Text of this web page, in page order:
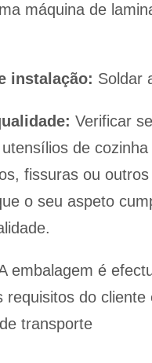
máquina de
instalação: Soldar
Verificar
de cozinha
fissuras ou
o seu aspeto
embalagem é
requisitos do cliente
transporte